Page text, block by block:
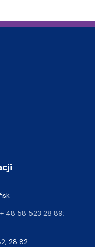
+ 48 58 523 28 89;
; 28 82